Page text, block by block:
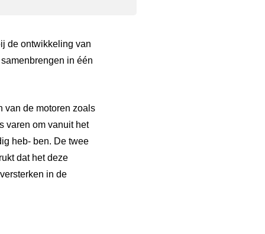
de ontwikkeling van
in één
van de motoren zoals
varen om vanuit het
heb- ben. De twee
dat het deze
in de